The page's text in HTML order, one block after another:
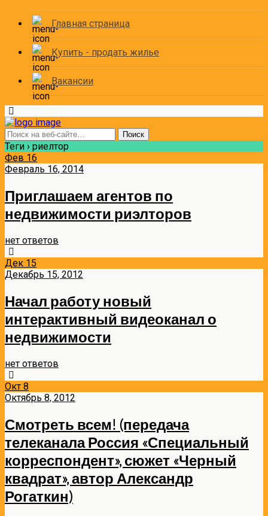
Главная страница
Купить - продать жилье
Вакансии
Теги › риелтор
Фев 16
Февраль 16, 2014
Приглашаем агентов по
недвижимости риэлторов
нет ответов
Дек 15
Декабрь 15, 2012
Начал работу новый
интерактивный видеоканал о
недвижимости
нет ответов
Окт 8
Октябрь 8, 2012
Смотреть всем! (передача
телеканала Россия «Специальный
корреспондент», сюжет «Черный
квадрат», автор Александр
Рогаткин)